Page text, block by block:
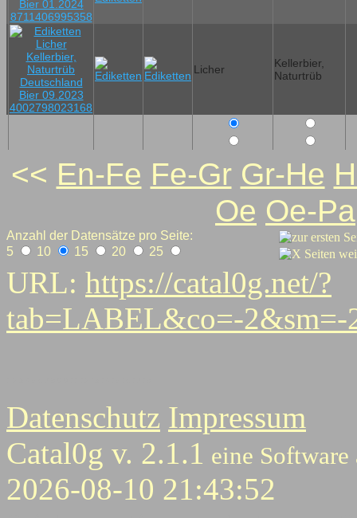
Licher
Kellerbier,
Naturtrüb
<< En-Fe Fe-Gr Gr-He
Oe Oe-Pa
Anzahl der Datensätze pro Seite:
5
10 15 20 25
URL: https://catal0g.net/?
tab=LABEL&co=-
Datenschutz Impressum
Catal0g v. 2.1.1 eine Software
2026-08-10 21:43:52